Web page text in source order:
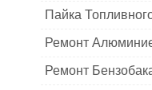
Пайка
Ремонт
Ремонт